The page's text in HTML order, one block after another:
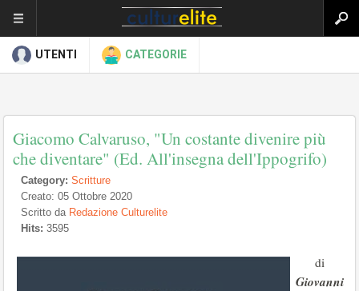
UTENTI CATEGORIE
Giacomo Calvaruso, "Un costante divenire più
che diventare" (Ed. All'insegna dell'Ippogrifo)
Category: Scritture
Creato: 05 Ottobre 2020
Scritto da Redazione Culturelite
Hits: 3595
di
Giovanni